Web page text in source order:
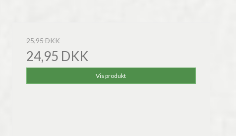
25,95 DKK
24,95 DKK
Vis produkt